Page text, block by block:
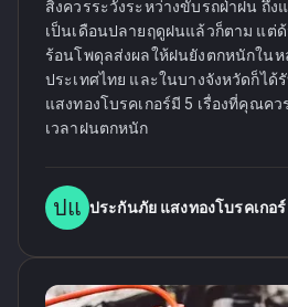
สิ่งควรระวังระหว่างขับรถฝ่าฝน ถึง
เป็นเดือนปลายฤดูฝนแล้วก็ตาม แต่
ร้อนโพดุลส่งผลให้ฝนยังตกหนักใน
ประเทศไทย และในบางจังหวัดก็ได้
แสงทองโบรคเกอร์มี 5 เรื่องที่คุณค
เวลาฝนตกหนัก
ปแ ประกันภัย แสงทองโบรคเกอร์